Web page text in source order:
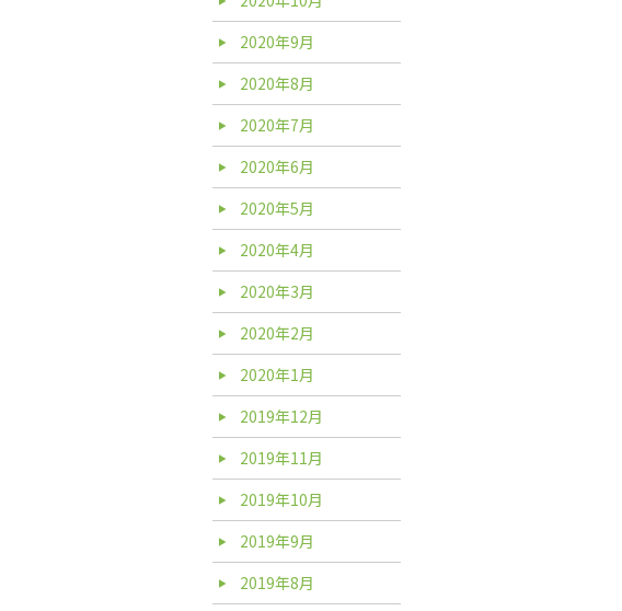
2020年9月
2020年8月
2020年7月
2020年6月
2020年5月
2020年4月
2020年3月
2020年2月
2020年1月
2019年12月
2019年11月
2019年10月
2019年9月
2019年8月